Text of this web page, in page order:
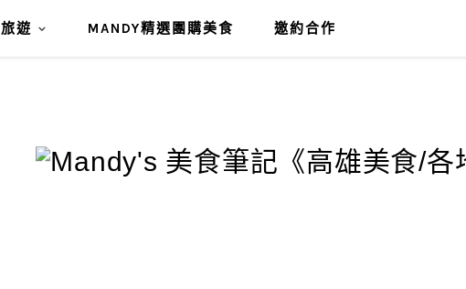
旅遊 MANDY精選團購美食 邀約合作